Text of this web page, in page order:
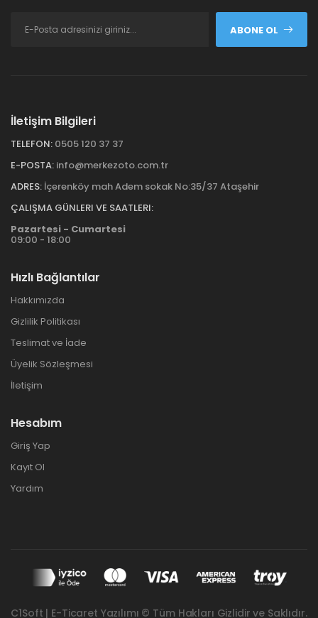
ABONE OL
İletişim Bilgileri
TELEFON: 0505 120 37 37
E-POSTA: info@merkezoto.com.tr
ADRES: İçerenköy mah Adem sokak No:35/37 Ataşehir
ÇALIŞMA GÜNLERI VE SAATLERI:
Pazartesi - Cumartesi
09:00 - 18:00
Hızlı Bağlantılar
Hakkımızda
Gizlilik Politikası
Teslimat ve İade
Üyelik Sözleşmesi
İletişim
Hesabım
Giriş Yap
Kayıt Ol
Yardım
C1Soft | E-Ticaret Yazılımı © Tüm Hakları Gizlidir ve Saklıdır.